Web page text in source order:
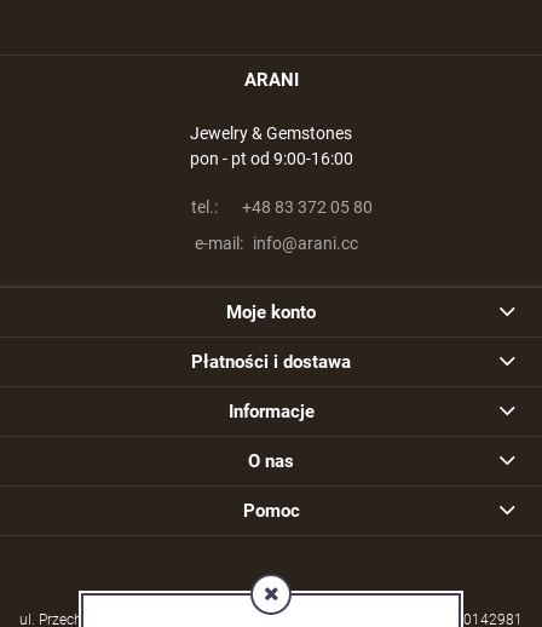
ARANI
Jewelry & Gemstones
pon - pt od 9:00-16:00
tel.:
+48 83 372 05 80
e-mail: info@arani.cc
Moje konto
Płatności i dostawa
Informacje
O nas
Pomoc
ul. Przechodzisko 39, 21-570 Drelów | NIP: 5380004253 | REGON: 030142981